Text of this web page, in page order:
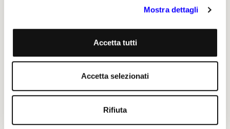
Mostra dettagli
Accetta tutti
Accetta selezionati
Rifiuta
universale,essere ascoltati e riconosciuti,
restituendolo in una forma che intreccia
tecnologica.
L’opera sarà al centro anche di un incontro